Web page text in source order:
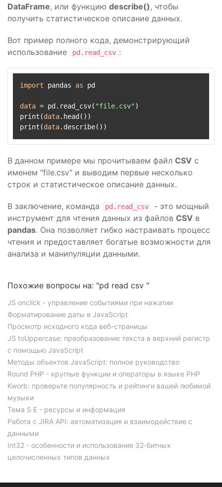
DataFrame, или функцию describe(), чтобы
получить статистическое описание данных.
Вот пример полного кода, демонстрирующий
использование
pd.read_csv :
import pandas as pd
data = pd.read_csv( "file.csv")
print(data.head())
print(data
В данном примере мы прочитываем файл CSV с
именем "file.csv" и выводим первые несколько
строк и статистическое описание данных.
В заключение, команда pd.read_csv
- это мощный
инструмент для чтения данных из файлов CSV в
pandas. Она позволяет гибко настраивать процесс
чтения и предоставляет богатые возможности для
анализа и манипуляции данными.
Похожие вопросы на: "pd read csv "
JS onclick - управление событиями при нажатии
Форматирование даты в JavaScript
Просмотр исходного кода веб-страницы
JS toUppercase: преобразование текста в верхний регистр
с помощью JavaScript
Методы объектов JavaScript: полное руководство
Round PHP - круглые функции и операторы в языке PHP
Kworb: проверьте популярность и рейтинги вашей любимой
музыки
Тема S E - ресурсы и информация
Работа с JIRA API: автоматизация и взаимодействие с
данными
Int32 - особенности и использование 32-битных
целочисленных типов данных